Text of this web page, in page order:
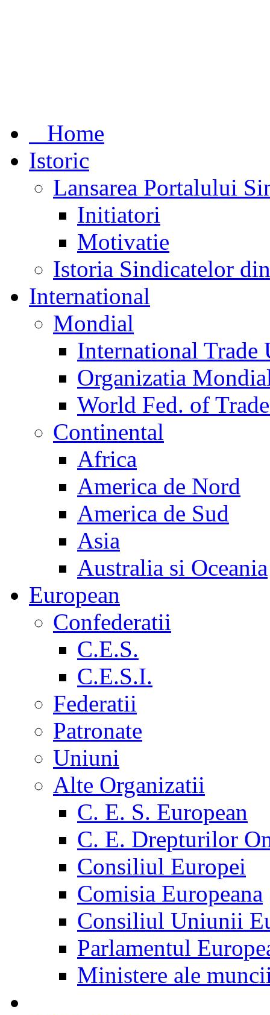
Home
Istoric
Lansarea Portalului
Initiatori
Motivatie
Istoria Sindicatelor
International
Mondial
International Trade
Organizatia
World Fed. of
Continental
Africa
America de Nord
America de Sud
Asia
Australia si Oceania
European
Confederatii
C.E.S.
C.E.S.I.
Federatii
Patronate
Uniuni
Alte Organizatii
C. E. S. European
C. E. Drepturilor
Consiliul Europei
Comisia Europeana
Consiliul Uniunii
Parlamentul
Ministere ale